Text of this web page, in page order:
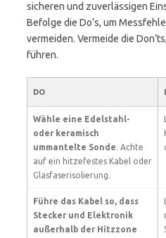
sicheren und zuverlässigen
Befolge die Do’s, um
vermeiden. Vermeide die
führen.
DO
Wähle eine Edelstahl-
oder keramisch
ummantelte Sonde. Achte
auf ein hitzefestes Kabel oder
Glasfaserisolierung.
Führe das Kabel so, dass
Stecker und Elektronik
außerhalb der Hitzzone